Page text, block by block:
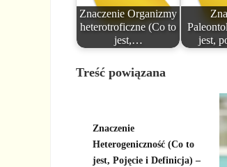
Znaczenie Organizmy
heterotroficzne (Co to
jest,…
jest,
Treść powiązana
Znaczenie
Heterogeniczność (Co to
jest, Pojęcie i Definicja) –